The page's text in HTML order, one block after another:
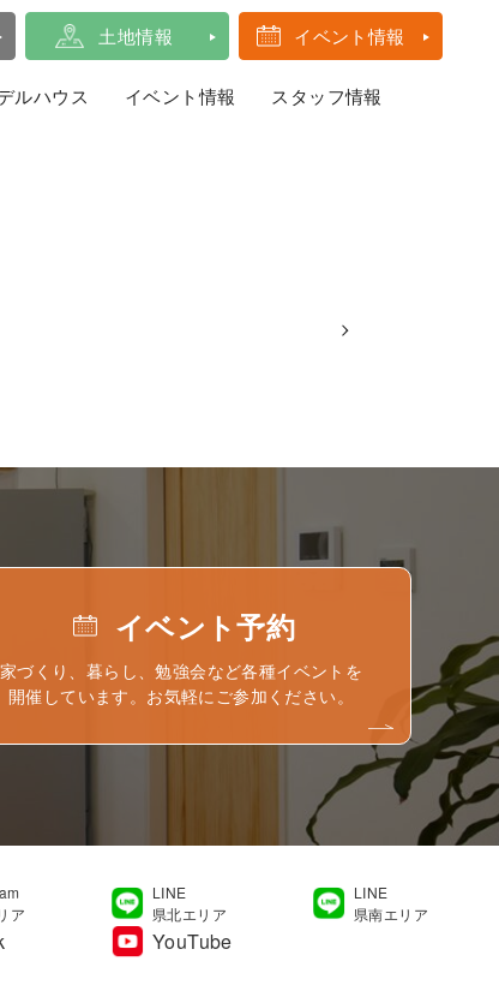
土地情報 イベント情報
ルハウス イベント情報 スタッフ情報
イベント予約
家づくり、暮らし、勉強会など各種イベントを
開催しています。お気軽にご参加ください。
ア
LINE
県北エリア
LINE
県南エリア
YouTube